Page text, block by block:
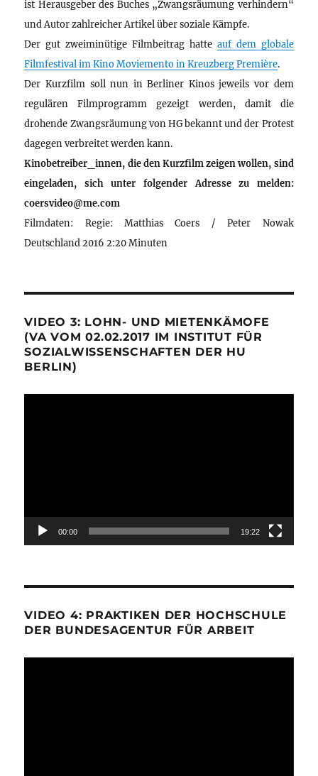
ist Herausgeber des Buches „Zwangsräumung verhindern“
und Autor zahlreicher Artikel über soziale Kämpfe.
Der gut zweiminütige Filmbeitrag hatte auf dem globale
Filmfestival im Kino Moviemento in Kreuzberg Première.
Der Kurzfilm soll nun in Berliner Kinos jeweils vor dem
regulären Filmprogramm gezeigt werden, damit die
drohende Zwangsräumung von HG bekannt und der Protest
dagegen verbreitet werden kann.
Kinobetreiber_innen, die den Kurzfilm zeigen wollen, sind
eingeladen, sich unter folgender Adresse zu melden:
coersvideo@me.com
Filmdaten: Regie: Matthias Coers / Peter Nowak
Deutschland 2016 2:20 Minuten
VIDEO 3: LOHN- UND MIETENKÄMOFE
(VA VOM 02.02.2017 IM INSTITUT FÜR
SOZIALWISSENSCHAFTEN DER HU
BERLIN)
00:00 19:22
VIDEO 4: PRAKTIKEN DER HOCHSCHULE
DER BUNDESAGENTUR FÜR ARBEIT